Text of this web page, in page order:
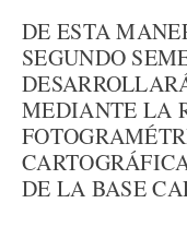
DE ESTA
SEGUNDO
MEDIANTE LA
DE LA BASE